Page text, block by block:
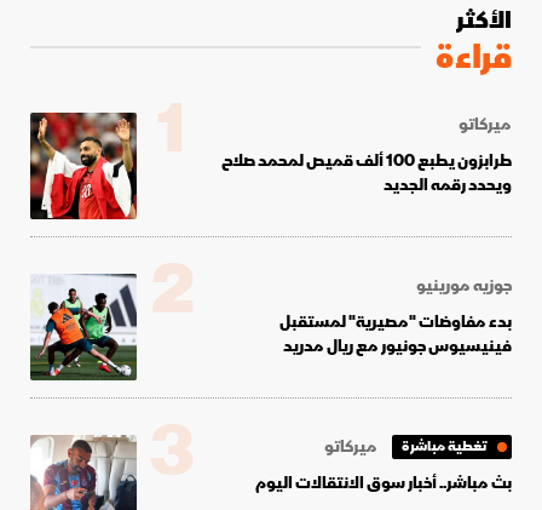
الأكثر
قراءة
ميركاتو
طرابزون يطبع 100 ألف قميص لمحمد صلاح
ويحدد رقمه الجديد
1
جوزيه مورينيو
بدء مفاوضات "مصيرية" لمستقبل
فينيسيوس جونيور مع ريال مدريد
2
تغطية مباشرة
ميركاتو
بث مباشر.. أخبار سوق الانتقالات اليوم
3